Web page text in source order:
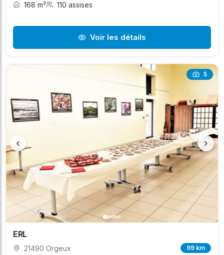
168 m² 110 assises
Voir les détails
5
‹ ›
ERL
21490 Orgeux 99 km